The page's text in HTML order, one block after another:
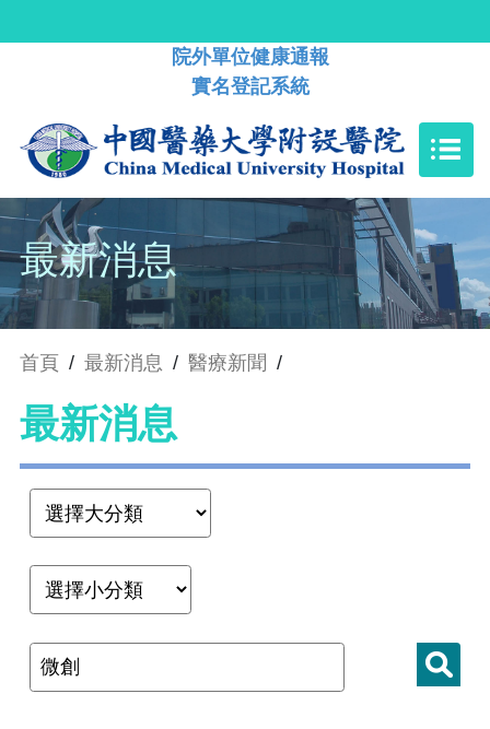
院外單位健康通報
實名登記系統
最新消息
首頁 / 最新消息 / 醫療新聞 /
最新消息